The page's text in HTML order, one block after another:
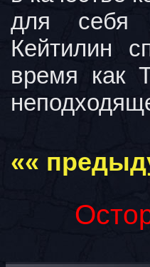
для себя
Кейтилин
время как
««